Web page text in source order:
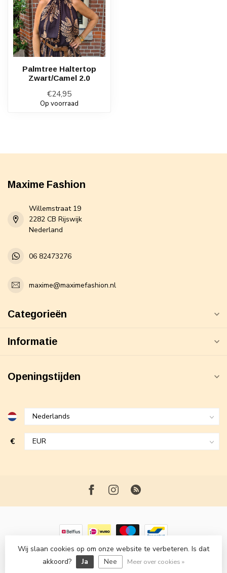
Palmtree Haltertop
Zwart/Camel 2.0
€24,95
Op voorraad
Maxime Fashion
Willemstraat 19
2282 CB Rijswijk
Nederland
06 82473276
maxime@maximefashion.nl
Categorieën
Informatie
Openingstijden
€
© Copyright 2026 Maxime Fashion- Powered byLightspeed-
Lightspeed design
Dyvelopment
Wij slaan cookies op om onze website te verbeteren. Is dat
akkoord?
Ja Nee Meer over cookies »